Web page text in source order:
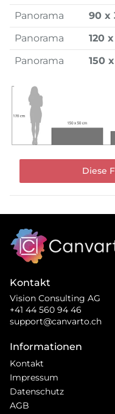
Panorama
90 x
Panorama
120
Panorama
150
Diese
Kontakt
Vision Consulting AG
+41 44 560 94 46
support@canvarto.ch
Informationen
Kontakt
Impressum
Datenschutz
AGB